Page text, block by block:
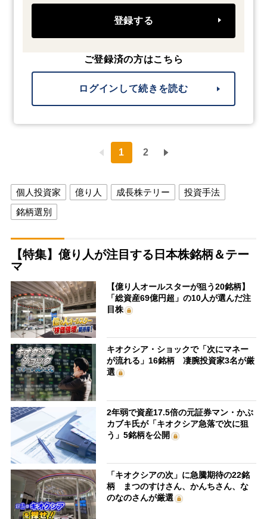
登録する
ご登録済の方はこちら
ログインして続きを読む
1 2
個人投資家 億り人 成長株テリー
投資手法
銘柄選別
【特集】億り人が注目する日本株銘柄＆テー
マ
【億り人オールスターが狙う20銘柄】
「総資産69億円超」の10人が選んだ注
目株
キオクシア・ショックで「次にマネー
が流れる」16銘柄 凄腕投資家3名が厳
選
2年弱で資産17.5倍の元証券マン・かぶ
カブキ氏が「キオクシア急落で次に狙
う」5銘柄を公開
「キオクシアの次」に急騰期待の22銘
柄 まつのすけさん、かんちさん、な
のなのさんが厳選